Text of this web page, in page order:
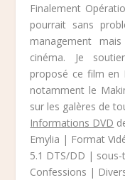
Finalement
pourrait sans
management
cinéma. Je
proposé ce film en
notamment le
sur les galères de
Informations DVD
Emylia | Format
5.1 DTS/DD |
Confessions |